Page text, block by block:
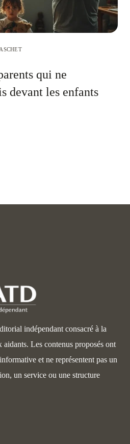
qui ne
devant les enfants
indépendant consacré à la
aidants. Les contenus proposés ont
et ne représentent pas un
un service ou une structure